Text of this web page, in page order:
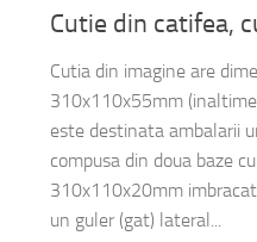
Cutie din catifea,
Cutia din imagine are
310x110x55mm
este destinata ambalarii
compusa din doua baze
310x110x20mm
un guler (gat) lateral...